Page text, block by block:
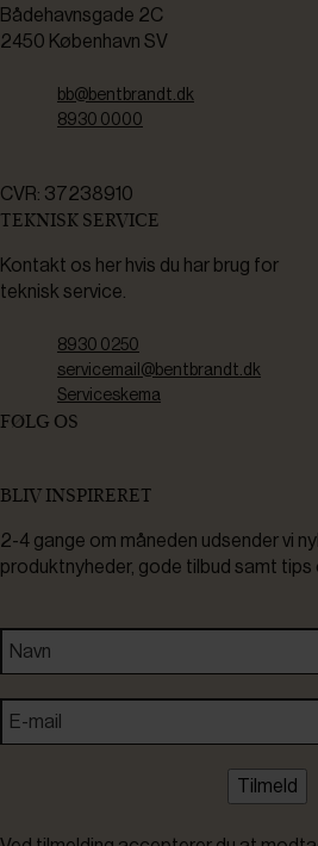
Bådehavnsgade 2C
2450 København SV
bb@bentbrandt.dk
8930 0000
CVR: 37238910
TEKNISK SERVICE
Kontakt os her hvis du har brug for
teknisk service.
8930 0250
servicemail@bentbrandt.dk
Serviceskema
FØLG OS
BLIV INSPIRERET
2-4 gange om måneden udsender vi
produktnyheder, gode tilbud samt tips
Tilmeld